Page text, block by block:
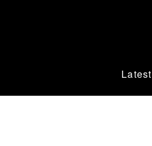
Latest